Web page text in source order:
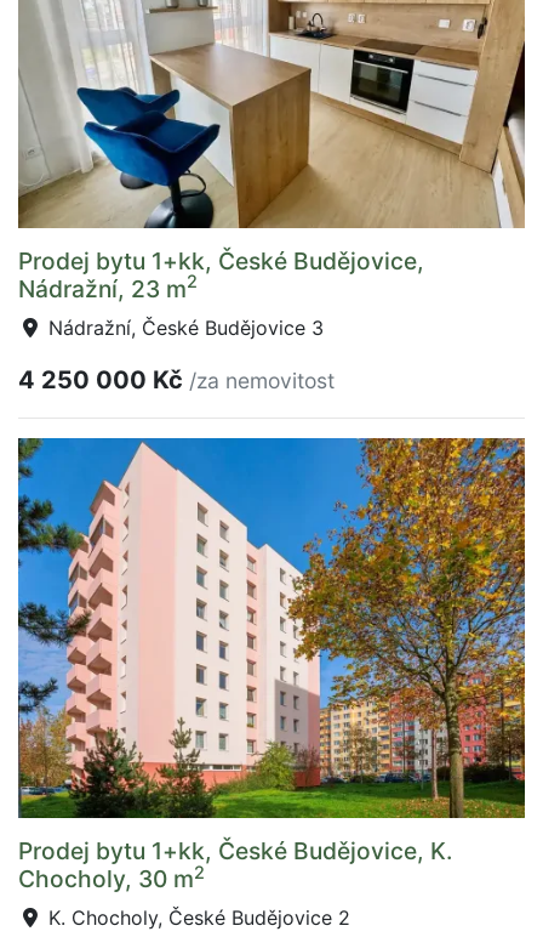
Prodej bytu 1+kk, České Budějovice,
Nádražní, 23 m2
Nádražní, České Budějovice 3
4 250 000 Kč /za nemovitost
Prodej bytu 1+kk, České Budějovice, K.
Chocholy, 30 m2
K. Chocholy, České Budějovice 2